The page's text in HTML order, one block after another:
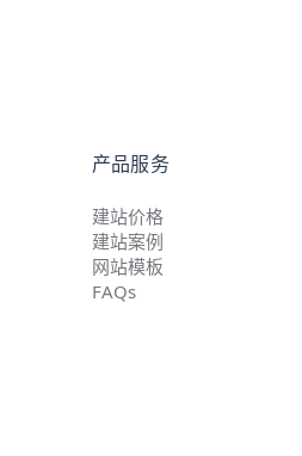
产品服务
建站价格
建站案例
网站模板
FAQs